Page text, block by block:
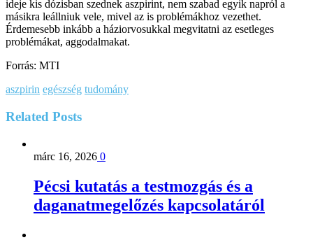
ideje kis dózisban szednek aszpirint, nem szabad egyik napról a
másikra leállniuk vele, mivel az is problémákhoz vezethet.
Érdemesebb inkább a háziorvosukkal megvitatni az esetleges
problémákat, aggodalmakat.
Forrás: MTI
aszpirin egészség tudomány
Related Posts
márc 16, 2026 0
Pécsi kutatás a testmozgás és a
daganatmegelőzés kapcsolatáról